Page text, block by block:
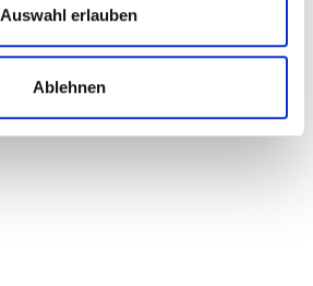
Auswahl erlauben
Ablehnen